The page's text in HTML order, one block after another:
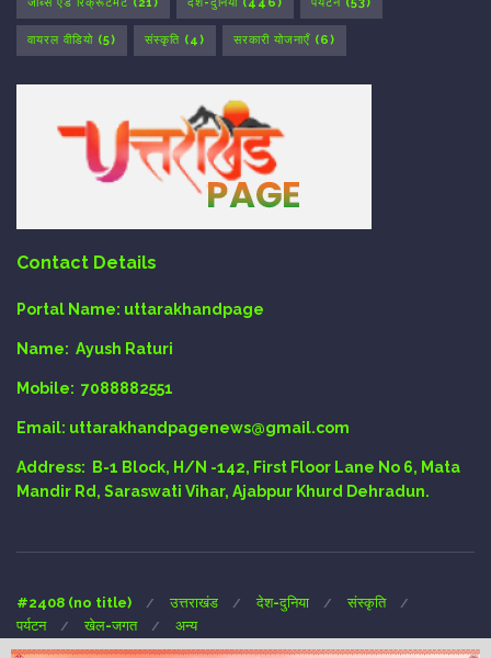
वायरल वीडियो (5) संस्कृति (4) सरकारी योजनाएँ (6)
Contact Details
Portal Name: uttarakhandpage
Name: Ayush Raturi
Mobile: 7088882551
Email: uttarakhandpagenews@gmail.com
Address:
B-1 Block, H/N -142, First Floor Lane No 6, Mata
Mandir Rd, Saraswati Vihar, Ajabpur Khurd Dehradun.
#2408 (no title) उत्तराखंड देश-दुनिया
संस्कृति
पर्यटन
खेल-जगत अन्य